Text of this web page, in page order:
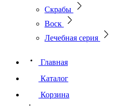
Скрабы
Воск
Лечебная серия
Главная
Каталог
Корзина